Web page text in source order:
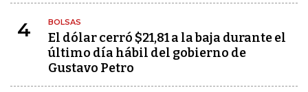
4 BOLSAS
El dólar cerró $21,81 a la baja durante el
último día hábil del gobierno de
Gustavo Petro